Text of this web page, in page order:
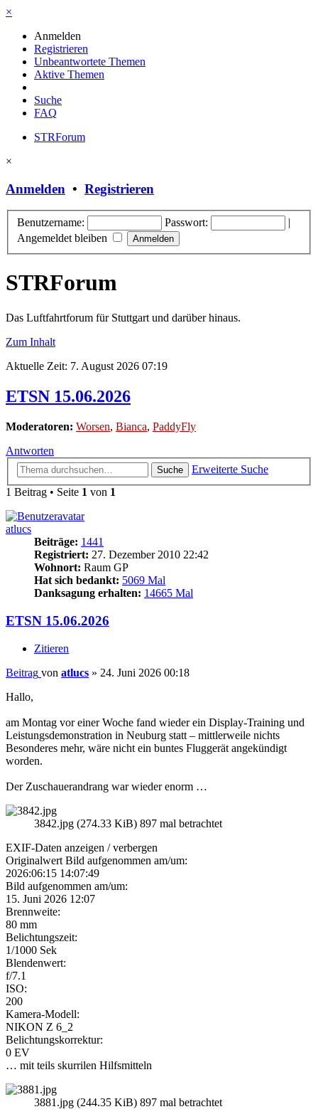
×
Anmelden
Registrieren
Unbeantwortete Themen
Aktive Themen
Suche
FAQ
STRForum
×
Anmelden • Registrieren
Benutzername: Passwort:
|
Angemeldet bleiben
STRForum
Das Luftfahrtforum für Stuttgart und darüber hinaus.
Zum Inhalt
Aktuelle Zeit: 7. August 2026 07:19
ETSN 15.06.2026
Moderatoren: Worsen, Bianca, PaddyFly
Antworten
Suche
Erweiterte Suche
1 Beitrag • Seite 1 von 1
atlucs
Beiträge: 1441
Registriert: 27. Dezember 2010 22:42
Wohnort: Raum GP
Hat sich bedankt: 5069 Mal
Danksagung erhalten: 14665 Mal
ETSN 15.06.2026
Zitieren
Beitrag von atlucs » 24. Juni 2026 00:18
Hallo,
am Montag vor einer Woche fand wieder ein Display-Training und
Leistungsdemonstration in Neuburg statt – mittlerweile nichts
Besonderes mehr, wäre nicht ein buntes Fluggerät angekündigt
worden.
Der Zuschauerandrang war wieder enorm …
3842.jpg (274.33 KiB) 897 mal betrachtet
EXIF-Daten anzeigen / verbergen
Originalwert Bild aufgenommen am/um:
2026:06:15 14:07:49
Bild aufgenommen am/um:
15. Juni 2026 12:07
Brennweite:
80 mm
Belichtungszeit:
1/1000 Sek
Blendenwert:
f/7.1
ISO:
200
Kamera-Modell:
NIKON Z 6_2
Belichtungskorrektur:
0 EV
… mit teils skurrilen Hilfsmitteln
3881.jpg (244.35 KiB) 897 mal betrachtet